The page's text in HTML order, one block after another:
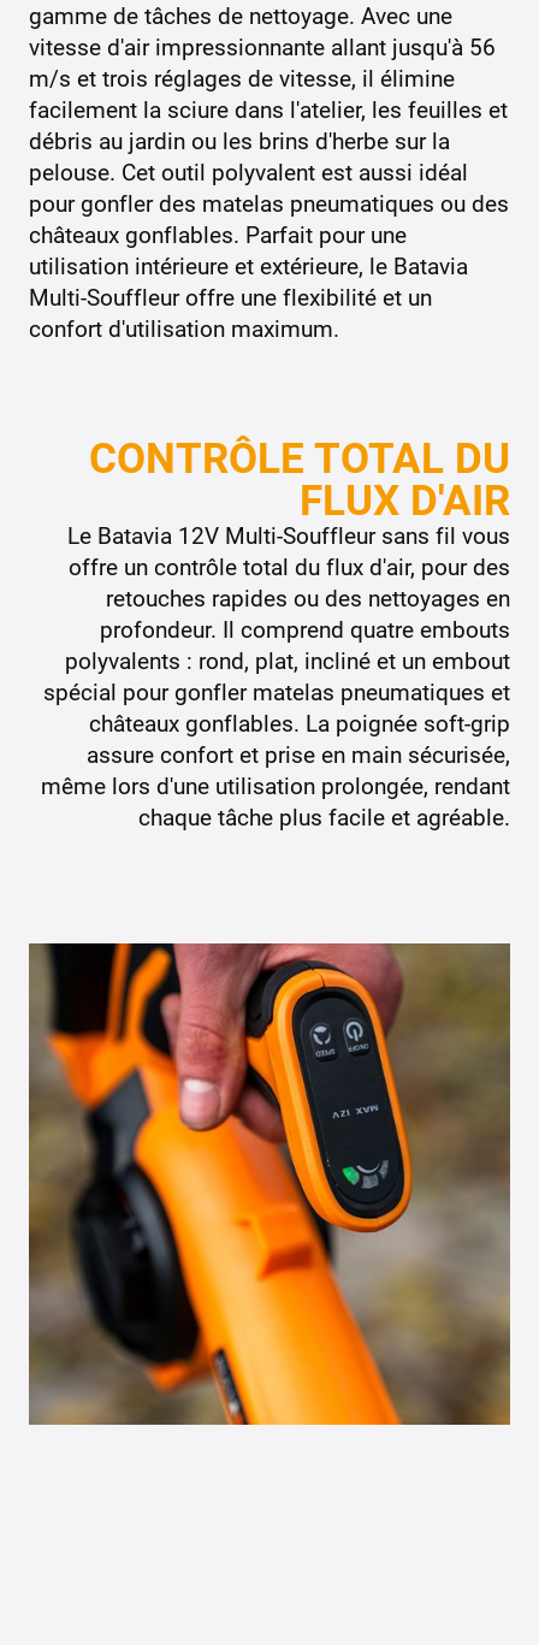
gamme de tâches de nettoyage. Avec une
vitesse d'air impressionnante allant jusqu'à 56
m/s et trois réglages de vitesse, il élimine
facilement la sciure dans l'atelier, les feuilles et
débris au jardin ou les brins d'herbe sur la
pelouse. Cet outil polyvalent est aussi idéal
pour gonfler des matelas pneumatiques ou des
châteaux gonflables. Parfait pour une
utilisation intérieure et extérieure, le Batavia
Multi-Souffleur offre une flexibilité et un
confort d'utilisation maximum.
CONTRÔLE TOTAL DU
FLUX D'AIR
Le Batavia 12V Multi-Souffleur sans fil vous
offre un contrôle total du flux d'air, pour des
retouches rapides ou des nettoyages en
profondeur. Il comprend quatre embouts
polyvalents : rond, plat, incliné et un embout
spécial pour gonfler matelas pneumatiques et
châteaux gonflables. La poignée soft-grip
assure confort et prise en main sécurisée,
même lors d'une utilisation prolongée, rendant
chaque tâche plus facile et agréable.